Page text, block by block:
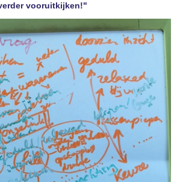
vooruitkijken!"